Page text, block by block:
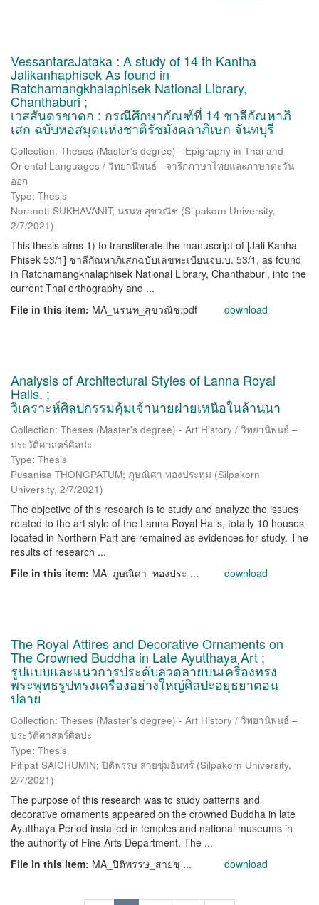
VessantaraJataka : A study of 14 th Kantha
Jalikanhaphisek As found in
Ratchamangkhalaphisek National Library,
Chanthaburi ;
เวสสันดรชาดก : กรณีศึกษากัณฑ์ที่ 14 ชาลีกัณหาภิ
เสก ฉบับหอสมุดแห่งชาติรัชมังคลาภิเษก จันทบุรี
Collection: Theses (Master's degree) - Epigraphy in Thai and
Oriental Languages / วิทยานิพนธ์ - จารึกภาษาไทยและภาษาตะวัน
ออก
Type: Thesis
Noranott SUKHAVANIT; นรนท สุขวณิช (Silpakorn University,
2/7/2021)
This thesis aims 1) to transliterate the manuscript of [Jali Kanha
Phisek 53/1] ชาลีกัณหาภิเสกฉบับเลขทะเบียนจบ.บ. 53/1, as found
in Ratchamangkhalaphisek National Library, Chanthaburi, into the
current Thai orthography and ...
File in this item: MA_นรนท_สุขวณิช.pdf download
Analysis of Architectural Styles of Lanna Royal
Halls. ;
วิเคราะห์ศิลปกรรมคุ้มเจ้านายฝ่ายเหนือในล้านนา
Collection: Theses (Master's degree) - Art History / วิทยานิพนธ์ –
ประวัติศาสตร์ศิลปะ
Type: Thesis
Pusanisa THONGPATUM; ภูษณิศา ทองประทุม (Silpakorn
University, 2/7/2021)
The objective of this research is to study and analyze the issues
related to the art style of the Lanna Royal Halls, totally 10 houses
located in Northern Part are remained as evidences for study. The
results of research ...
File in this item: MA_ภูษณิศา_ทองประ ... download
The Royal Attires and Decorative Ornaments on
The Crowned Buddha in Late Ayutthaya Art ;
รูปแบบและแนวการประดับลวดลายบนเครื่องทรง
พระพุทธรูปทรงเครื่องอย่างใหญ่ศิลปะอยุธยาตอน
ปลาย
Collection: Theses (Master's degree) - Art History / วิทยานิพนธ์ –
ประวัติศาสตร์ศิลปะ
Type: Thesis
Pitipat SAICHUMIN; ปิติพรรษ สายชุ่มอินทร์ (Silpakorn University,
2/7/2021)
The purpose of this research was to study patterns and
decorative ornaments appeared on the crowned Buddha in late
Ayutthaya Period installed in temples and national museums in
the authority of Fine Arts Department. The ...
File in this item: MA_ปิติพรรษ_สายชุ ... download